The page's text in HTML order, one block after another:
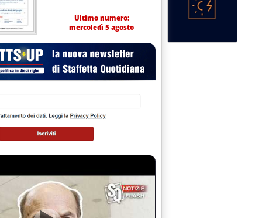
prezzi carburanti del Mimit ed elaborati dalla Staffetta
Ultimo numero:
mercoledì 5 agosto